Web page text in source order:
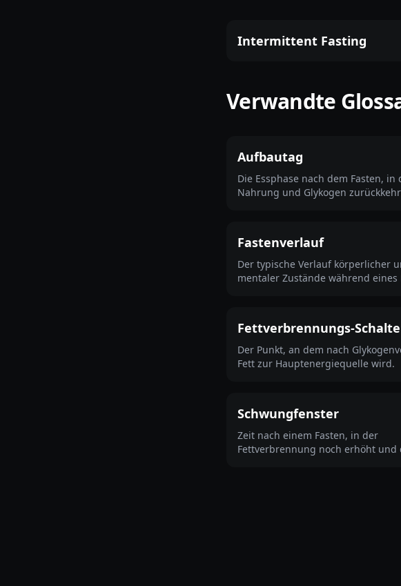
Intermittent Fasting
Verwandte
Aufbautag
Die Essphase nach dem Fasten, in
Nahrung und Glykogen
Fastenverlauf
Der typische Verlauf körperlicher
mentaler Zustände während eines
Fettverbrennungs-
Der Punkt, an dem nach
Fett zur Hauptenergiequelle wird.
Schwungfenster
Zeit nach einem Fasten, in der
Fettverbrennung noch erhöht und